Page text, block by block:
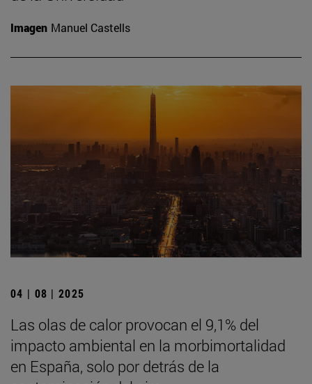
Imagen Manuel Castells
04 | 08 | 2025
Las olas de calor provocan el 9,1% del
impacto ambiental en la morbimortalidad
en España, solo por detrás de la